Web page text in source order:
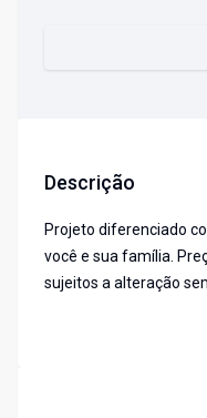
Descrição
Projeto diferenciado
você e sua família.
sujeitos a alteração